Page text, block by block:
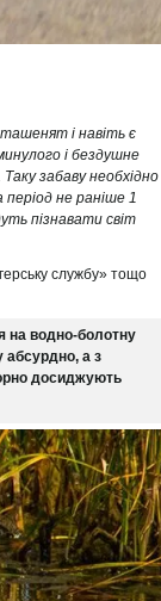
і навіть є
і бездушне
забаву необхідно
період не раніше 1
пізнавати світ
службу» тощо
на водно-болотну
абсурдно, а з
досиджують